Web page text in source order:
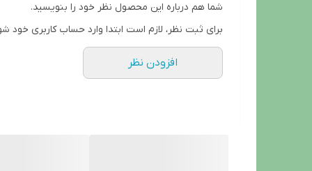
شما هم درباره این محصول نظر خود را بنویسید.
برای ثبت نظر، لازم است ابتدا وارد حساب کاربری خود
افزودن نظر